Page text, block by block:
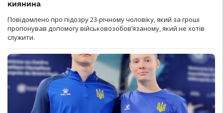
киянина
Повідомлено про підозру 23-річному чоловіку, який за гроші
пропонував допомогу військовозобов’язаному, який не хотів
служити.